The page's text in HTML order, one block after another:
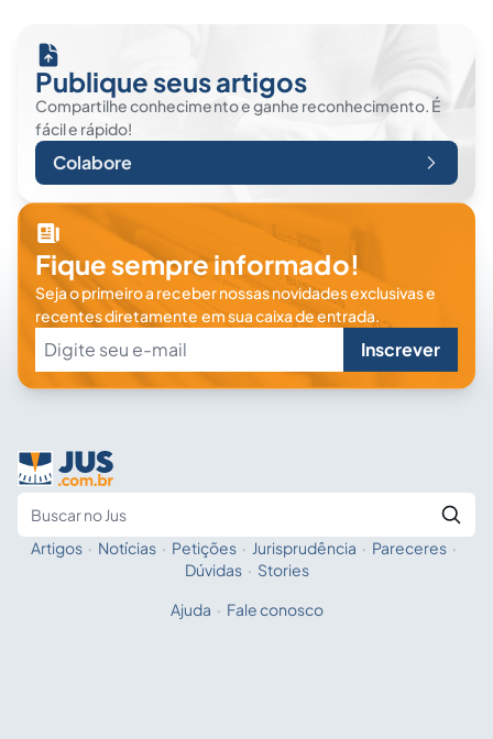
Publique seus artigos
Compartilhe conhecimento e ganhe reconhecimento. É
fácil e rápido!
Colabore
Fique sempre informado!
Seja o primeiro a receber nossas novidades exclusivas e
recentes diretamente em sua caixa de entrada.
Inscrever
Fale com a IA
Artigos · Notícias · Petições · Jurisprudência · Pareceres ·
Dúvidas · Stories
Ajuda · Fale conosco